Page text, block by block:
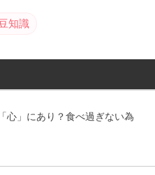
知識
心」にあり？食べ過ぎない為